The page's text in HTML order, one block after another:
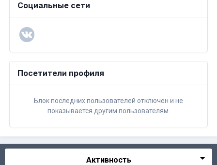
Социальные сети
Посетители профиля
Блок последних пользователей отключён и не
показывается другим пользователям.
Активность